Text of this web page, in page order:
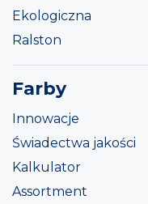
Ekologiczna
Ralston
Farby
Innowacje
Świadectwa jakości
Kalkulator
Assortment